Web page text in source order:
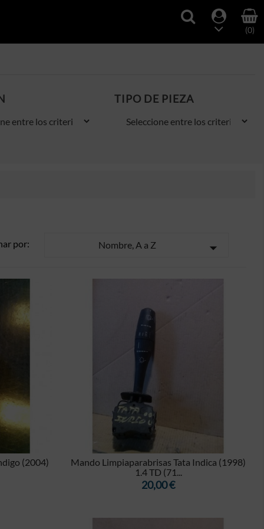
(0)
TIPO DE PIEZA
por: Nombre, A a Z 
(2004)
Mando Limpiaparabrisas Tata Indica (1998)
1.4 TD (71...
Precio
20,00 €
